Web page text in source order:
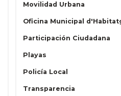
Movilidad Urbana
Oficina Municipal
Participación Ciudadana
Playas
Policía Local
Transparencia